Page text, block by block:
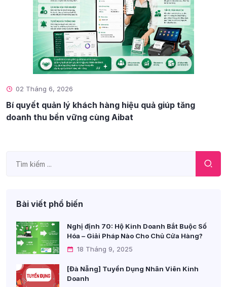
02 Tháng 6, 2026
Bí quyết quản lý khách hàng hiệu quả giúp tăng
doanh thu bền vững cùng Aibat
Bài viết phổ biến
Nghị định 70: Hộ Kinh Doanh Bắt Buộc Số
Hóa – Giải Pháp Nào Cho Chủ Cửa Hàng?
18 Tháng 9, 2025
[Đà Nẵng] Tuyển Dụng Nhân Viên Kinh
Doanh